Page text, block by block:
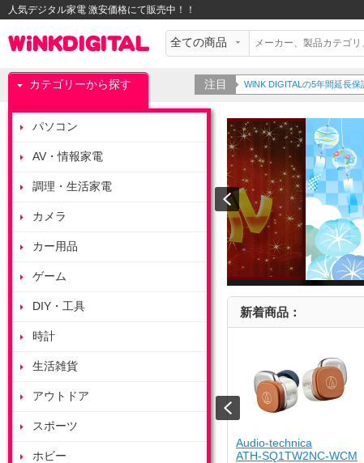
人気デジタル家電 激安価格にて販売中！！
カテゴリーから探す
パソコン
AV・情報家電
調理・生活家電
カメラ
カー用品
ゲーム
DIY・工具
時計
生活雑貨
アウトドア
スポーツ
ホビー
注目 WiNK DIGITALの5年間延長
新着商品：
Audio-technica
ATH-SQ1TW2NC-WCM